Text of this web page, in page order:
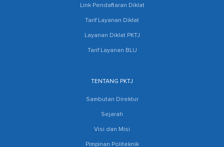
Link Pendaftaran Diklat
Tarif Layanan Diklat
Layanan Diklat PKTJ
Tarif Layanan BLU
TENTANG PKTJ
Sambutan Direktur
Sejarah
Visi dan Misi
Pimpinan Politeknik